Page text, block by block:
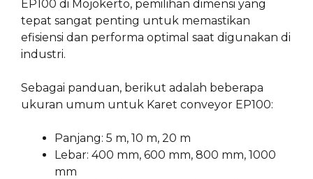
EP100 di Mojokerto, pemilihan dimensi yang
tepat sangat penting untuk memastikan
efisiensi dan performa optimal saat digunakan di
industri.
Sebagai panduan, berikut adalah beberapa
ukuran umum untuk Karet conveyor EP100:
Panjang: 5 m, 10 m, 20 m
Lebar: 400 mm, 600 mm, 800 mm, 1000
mm